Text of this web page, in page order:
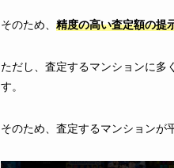
そのため、 精度の高い査定額の提
ただし、査定するマンションに多
す。
そのため、査定するマンションが